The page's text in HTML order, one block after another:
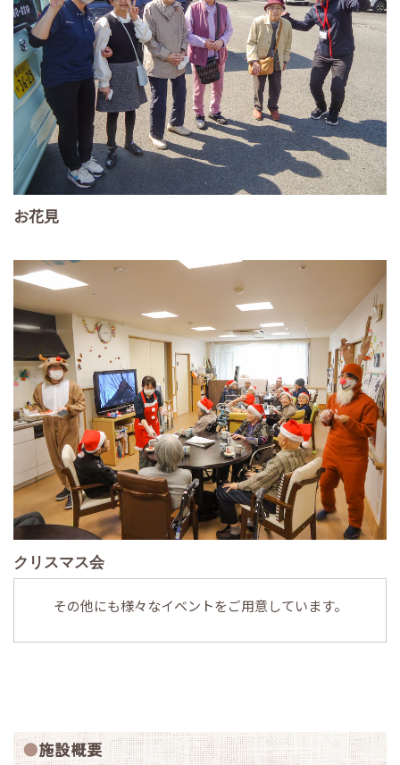
お花見
クリスマス会
その他にも様々なイベントをご用意しています。
施設概要